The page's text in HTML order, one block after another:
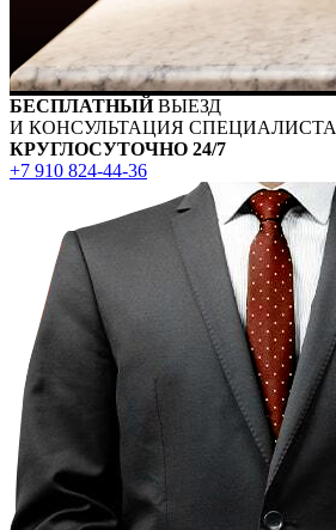
БЕСПЛАТНЫЙВЫЕЗД
И КОНСУЛЬТАЦИЯ СПЕЦИАЛИСТА
КРУГЛОСУТОЧНО 24/7
+7 910 824-44-36